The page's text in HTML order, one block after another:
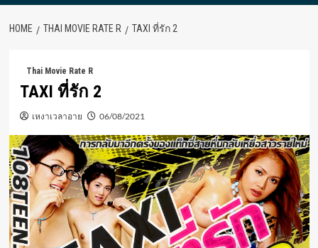
HOME THAI MOVIE RATE R TAXI ที่รัก 2
Thai Movie Rate R
TAXI ที่รัก 2
เหงาเวลาอาย 06/08/2021